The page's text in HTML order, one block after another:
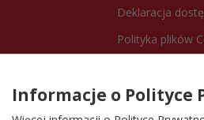
Deklaracja
Polityka plików
Informacje o Polityce